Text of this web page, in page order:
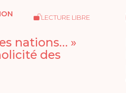
LECTURE LIBRE
nations… »
des